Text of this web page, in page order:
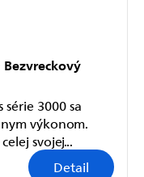
Detail
3000 sa
výkonom.
svojej...